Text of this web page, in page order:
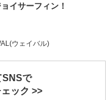
イサーフィン！
ウェイバル)
SNSで
ック >>